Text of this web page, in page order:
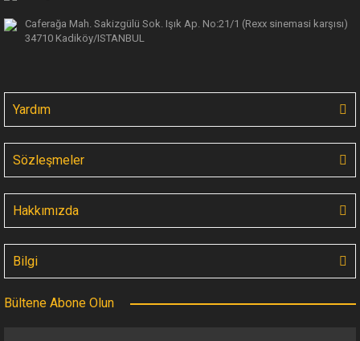
Caferağa Mah. Sakizgülü Sok. Işık Ap. No:21/1 (Rexx sinemasi karşısı)
34710 Kadiköy/ISTANBUL
Yardım
Sözleşmeler
Hakkımızda
Bilgi
Bültene Abone Olun